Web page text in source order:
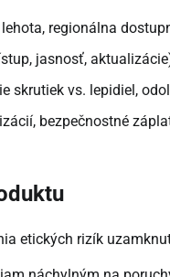
regionálna
jasnosť,
skrutiek vs. lepidiel,
bezpečnostné
etických rizík